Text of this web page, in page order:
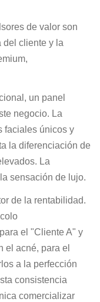
de valor son
del cliente y la
un panel
negocio. La
faciales únicos y
la diferenciación de
La
sensación de lujo.
de la rentabilidad.
el "Cliente A" y
el acné, para el
a la perfección
consistencia
comercializar